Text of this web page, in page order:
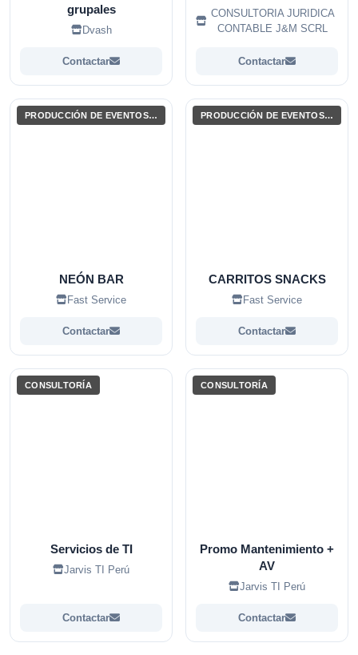
grupales
Dvash
Contactar
CONSULTORIA JURIDICA
CONTABLE J&M SCRL
Contactar
PRODUCCIÓN DE EVENTOS / ENTRETENIMIENTO
NEÓN BAR
Fast Service
Contactar
PRODUCCIÓN DE EVENTOS / ENTRETENIMIENTO
CARRITOS SNACKS
Fast Service
Contactar
CONSULTORÍA
Servicios de TI
Jarvis TI Perú
Contactar
CONSULTORÍA
Promo Mantenimiento +
AV
Jarvis TI Perú
Contactar